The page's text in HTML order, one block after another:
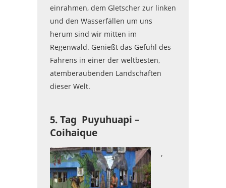
einrahmen, dem Gletscher zur linken
und den Wasserfällen um uns
herum sind wir mitten im
Regenwald. Genießt das Gefühl des
Fahrens in einer der weltbesten,
atemberaubenden Landschaften
dieser Welt.
5. Tag Puyuhuapi –
Coihaique
,